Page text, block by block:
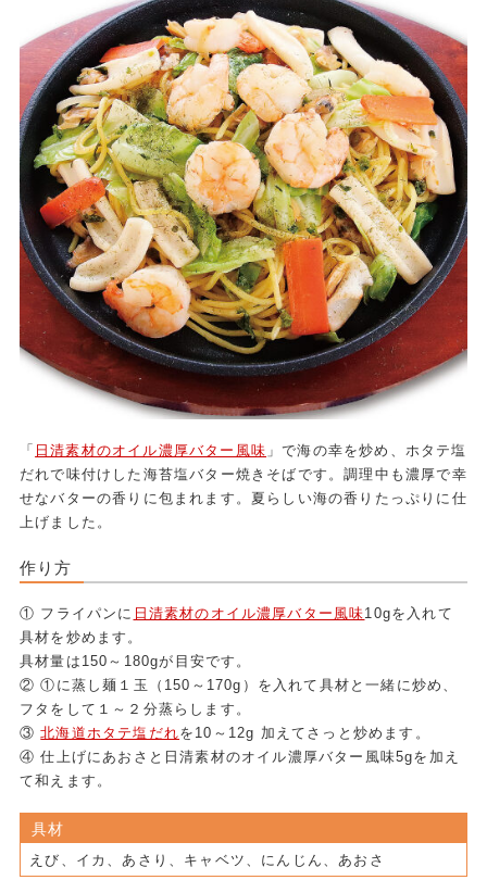
「 日清素材のオイル濃厚バター風味 」で海の幸を炒め、ホタテ塩
だれで味付けした海苔塩バター焼きそばです。調理中も濃厚で幸
せなバターの香りに包まれます。夏らしい海の香りたっぷりに仕
上げました。
作り方
① フライパンに 日清素材のオイル濃厚バター風味10gを入れて
具材を炒めます。
具材量は150～180gが目安です。
② ①に蒸し麺１玉（150～170g）を入れて具材と一緒に炒め、
フタをして１～２分蒸らします。
③北海道ホタテ塩だれを10～12g 加えてさっと炒めます。
④ 仕上げにあおさと日清素材のオイル濃厚バター風味5gを加え
て和えます。
具材
えび、イカ、あさり、キャベツ、にんじん、あおさ